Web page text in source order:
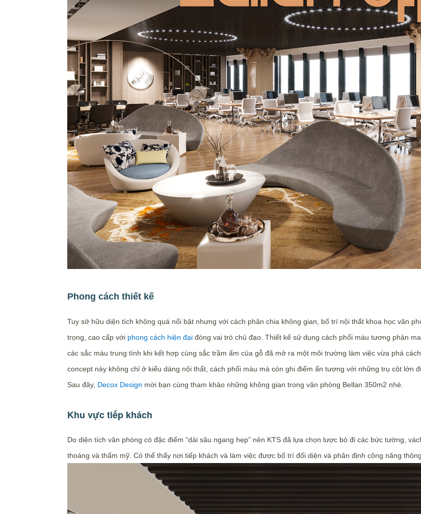
Phong cách thiết kế
Tuy sở hữu diện tích không quá nổi bật nhưng với cách phân chia không gian, bố trí nội thất khoa học văn
trọng, cao cấp với phong cách hiện đạiđóng vai trò chủ đạo. Thiết kế sử dụng cách phối màu tương phản
các sắc màu trung tính khi kết hợp cùng sắc trầm ấm của gỗ đã mở ra một môi trường làm việc vừa phá
concept này không chỉ ở kiểu dáng nội thất, cách phối màu mà còn ghi điểm ấn tượng với những trụ cột lớn
Sau đây, Decox Design mời bạn cùng tham khảo những không gian trong văn phòng Bellan 350m2 nhé.
Khu vực tiếp khách
Do diện tích văn phòng có đặc điểm “dài sâu ngang hẹp” nên KTS đã lựa chọn lược bỏ đi các bức tường,
thoáng và thẩm mỹ. Có thể thấy nơi tiếp khách và làm việc được bố trí đối diện và phân định công năng